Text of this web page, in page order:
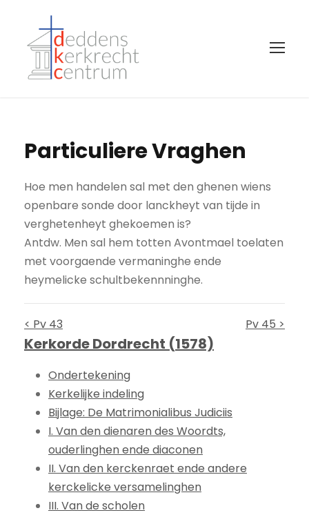
Particuliere Vraghen
Hoe men handelen sal met den ghenen wiens
openbare sonde door lanckheyt van tijde in
verghetenheyt ghekoemen is?
Antdw. Men sal hem totten Avontmael toelaten
met voorgaende vermaninghe ende
heymelicke schultbekennninghe.
< Pv 43 Pv 45 >
Kerkorde Dordrecht (1578)
Ondertekening
Kerkelijke indeling
Bijlage: De Matrimonialibus Judiciis
I. Van den dienaren des Woordts,
ouderlinghen ende diaconen
II. Van den kerckenraet ende andere
kerckelicke versamelinghen
III. Van de scholen